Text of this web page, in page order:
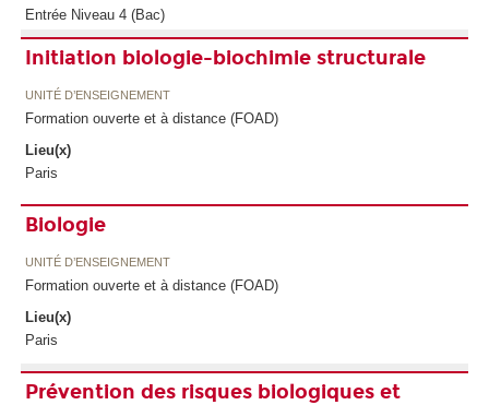
Entrée Niveau 4 (Bac)
Initiation biologie-biochimie structurale
UNITÉ D’ENSEIGNEMENT
Formation ouverte et à distance (FOAD)
Lieu(x)
Paris
Biologie
UNITÉ D’ENSEIGNEMENT
Formation ouverte et à distance (FOAD)
Lieu(x)
Paris
Prévention des risques biologiques et